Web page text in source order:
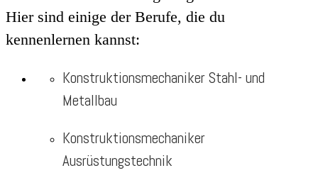
Hier sind einige der Berufe, die du
kennenlernen kannst:
Konstruktionsmechaniker Stahl- und
Metallbau
Konstruktionsmechaniker
Ausrüstungstechnik